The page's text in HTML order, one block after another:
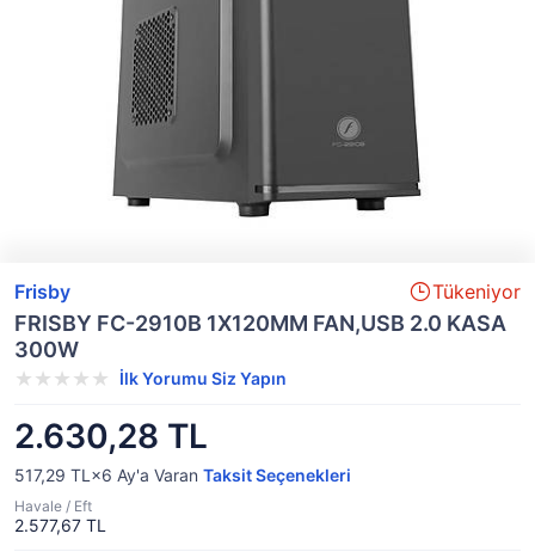
Frisby Tükeniyor
FRISBY FC-2910B 1X120MM FAN,USB 2.0 KASA
300W
İlk Yorumu Siz Yapın
2.630,28 TL
517,29 TL×6 Ay'a Varan Taksit Seçenekleri
Havale / Eft
2.577,67 TL